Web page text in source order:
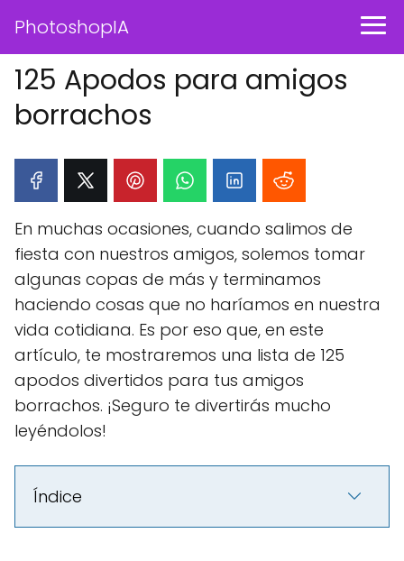
PhotoshopIA
125 Apodos para amigos
borrachos
En muchas ocasiones, cuando salimos de
fiesta con nuestros amigos, solemos tomar
algunas copas de más y terminamos
haciendo cosas que no haríamos en nuestra
vida cotidiana. Es por eso que, en este
artículo, te mostraremos una lista de 125
apodos divertidos para tus amigos
borrachos. ¡Seguro te divertirás mucho
leyéndolos!
Índice